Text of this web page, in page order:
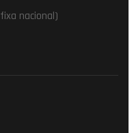
nacional)